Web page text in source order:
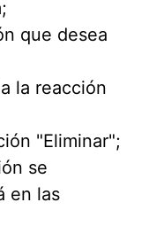
que desea
la reacción
"Eliminar";
se
en las